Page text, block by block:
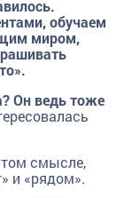
обучаем
миром,
Он ведь тоже
том смысле,
и «рядом».